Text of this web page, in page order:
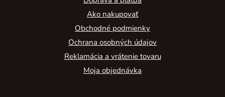
Ako nakupovať
Obchodné podmienky
Ochrana osobných údajov
Reklamácia a vrátenie tovaru
Moja objednávka